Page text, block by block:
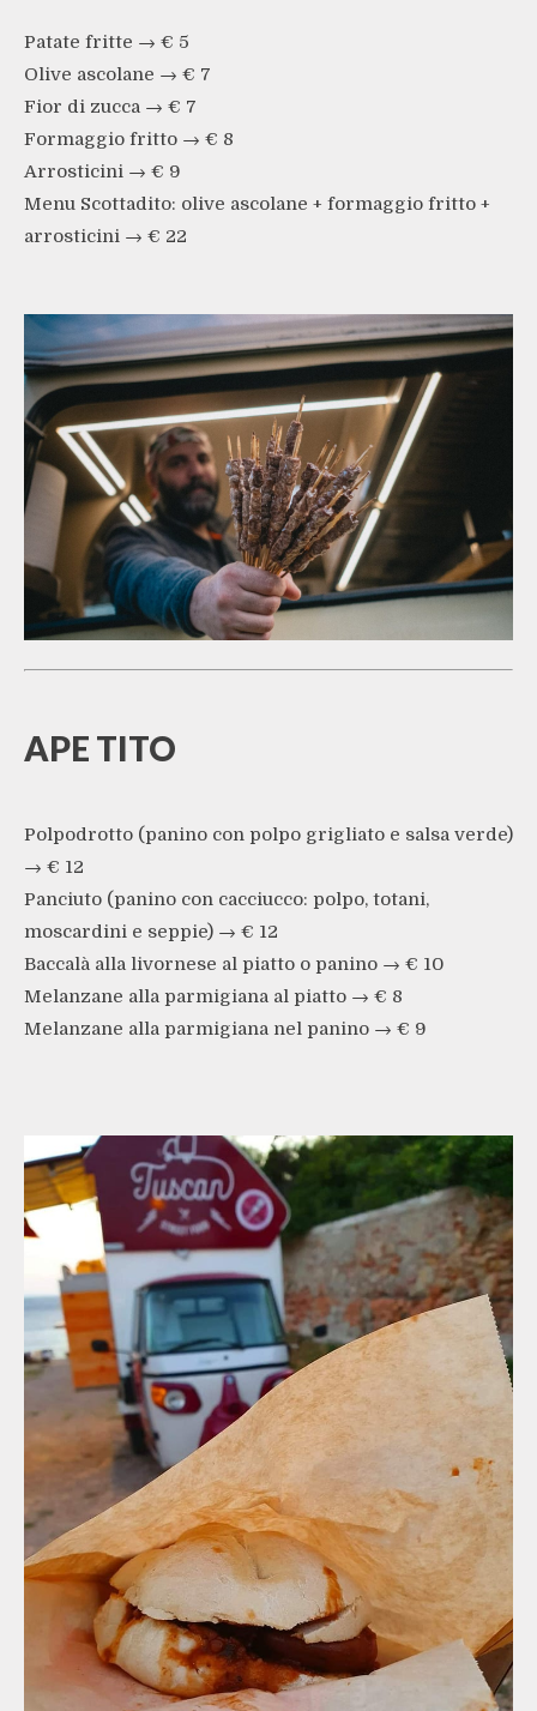
Patate fritte → € 5
Olive ascolane → € 7
Fior di zucca → € 7
Formaggio fritto → € 8
Arrosticini → € 9
Menu Scottadito: olive ascolane + formaggio fritto +
arrosticini → € 22
APE TITO
Polpodrotto (panino con polpo grigliato e salsa verde)
→ € 12
Panciuto (panino con cacciucco: polpo, totani,
moscardini e seppie) → € 12
Baccalà alla livornese al piatto o panino → € 10
Melanzane alla parmigiana al piatto → € 8
Melanzane alla parmigiana nel panino → € 9